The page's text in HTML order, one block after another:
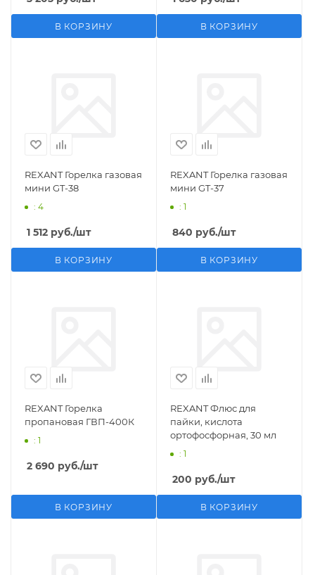
В КОРЗИНУ В КОРЗИНУ
REXANT Горелка газовая
мини GT-38
: 4
1 512 руб./шт
В КОРЗИНУ
REXANT Горелка газовая
мини GT-37
: 1
840 руб./шт
В КОРЗИНУ
REXANT Горелка
пропановая ГВП-400К
: 1
2 690 руб./шт
В КОРЗИНУ
REXANT Флюс для
пайки, кислота
ортофосфорная, 30 мл
: 1
200 руб./шт
В КОРЗИНУ